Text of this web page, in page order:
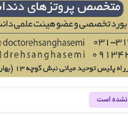
نشده است